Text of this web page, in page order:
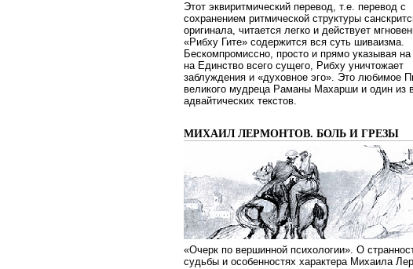
Этот эквиритмический перевод, т.е. перевод с
сохранением ритмической структуры
оригинала, читается легко и действует
«Рибху Гите» содержится вся суть шиваизма.
Бескомпромиссно, просто и прямо указывая на
на Единство всего сущего, Рибху уничтожает
заблуждения и «духовное эго». Это любимое
великого мудреца Раманы Махарши и один из
адвайтических текстов.
МИХАИЛ ЛЕРМОНТОВ. БОЛЬ И ГРЕЗЫ
«Очерк по вершинной психологии». О
судьбы и особенностях характера Михаила